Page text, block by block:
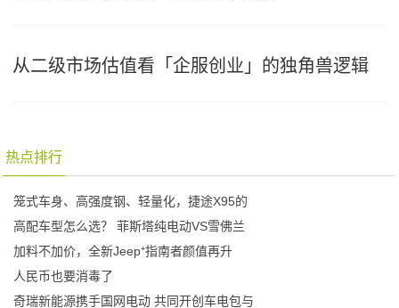
从二级市场估值看「企服创业」的独角兽逻辑
热点排行
笼式车身、高强度钢、轻量化，捷途X95的
高配车型怎么选？ 菲斯塔纯电动VS雪佛兰
加料不加价，全新Jeep⁺指南者颜值再升
人民币也要消毒了
奇瑞新能源携手国网电动 共同开创车电包与